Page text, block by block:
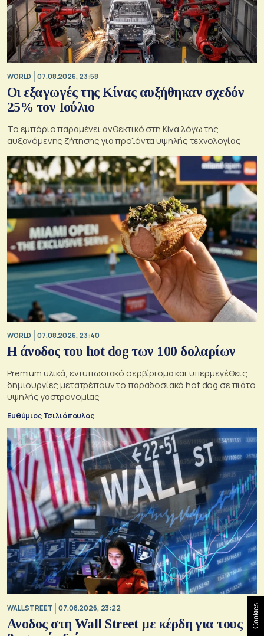
WORLD 07.08.2026, 23:58
Οι εξαγωγές της Κίνας αυξήθηκαν σχεδόν
25% τον Ιούλιο
Το εμπόριο παραμένει ανθεκτικό στη Κίνα λόγω της
αυξανόμενης ζήτησης για προϊόντα υψηλής τεχνολογίας
WORLD 07.08.2026, 23:40
Η άνοδος του hot dog των 100 δολαρίων
Premium υλικά, εντυπωσιακό σερβίρισμα και υπερμεγέθεις
δημιουργίες μετατρέπουν το παραδοσιακό hot dog σε πιάτο
υψηλής γαστρονομίας
Ευθύμιος Τσιλιόπουλος
WALL STREET 07.08.2026, 23:22
Ανοδος στη Wall Street με κέρδη για τους
Cookies